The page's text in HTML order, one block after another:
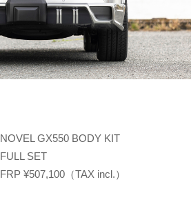
NOVEL GX550 BODY KIT
FULL SET
FRP ¥507,100（TAX incl.）